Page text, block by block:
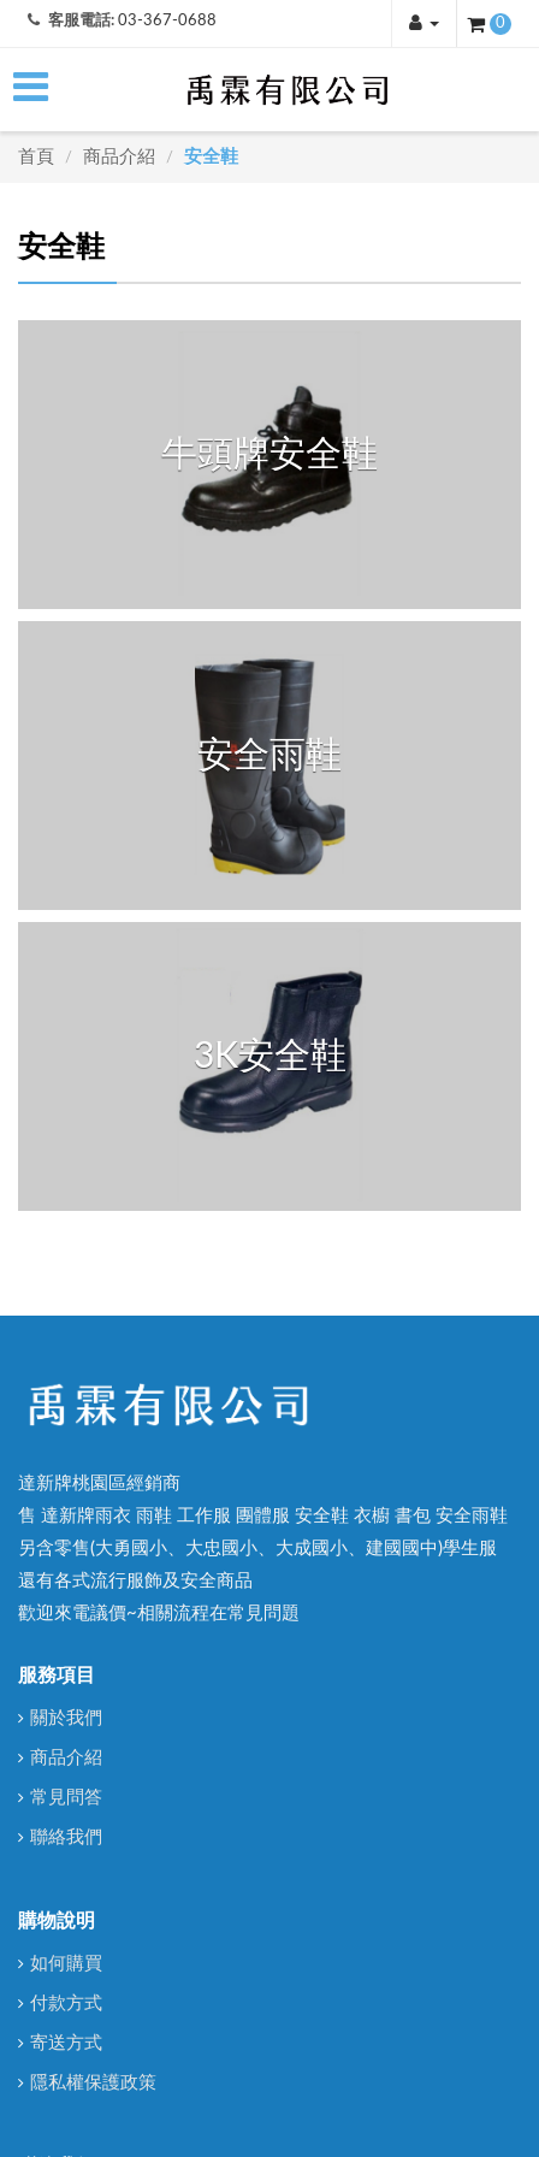
客服電話: 03-367-0688 0
首頁 / 商品介紹 / 安全鞋
安全鞋
牛頭牌安全鞋
安全雨鞋
3K安全鞋
達新牌桃園區經銷商
售 達新牌雨衣 雨鞋 工作服 團體服 安全鞋 衣櫥 書包 安全雨鞋
另含零售(大勇國小、大忠國小、大成國小、建國國中)學生服
還有各式流行服飾及安全商品
歡迎來電議價~相關流程在常見問題
服務項目
關於我們
商品介紹
常見問答
聯絡我們
購物說明
如何購買
付款方式
寄送方式
隱私權保護政策